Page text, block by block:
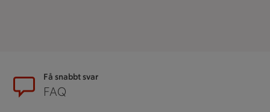
SidfotFå snabbt svar
FAQ